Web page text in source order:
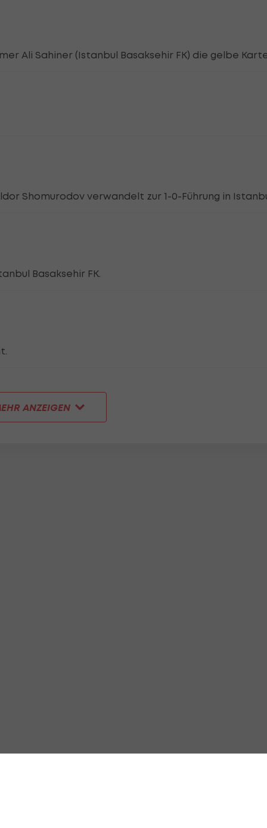
Ali Sahiner (Istanbul Basaksehir FK) die gelbe
Shomurodov verwandelt zur 1-0-Führung in
Basaksehir FK.
ANZEIGEN